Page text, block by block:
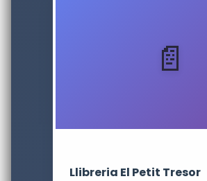
Llibreria El Petit Tresor